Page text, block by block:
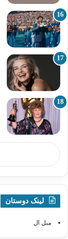
لینک دوستان
مبل ال